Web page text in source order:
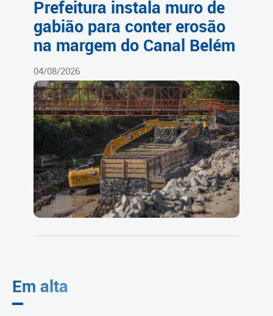
Prefeitura instala muro de
gabião para conter erosão
na margem do Canal Belém
04/08/2026
Em alta